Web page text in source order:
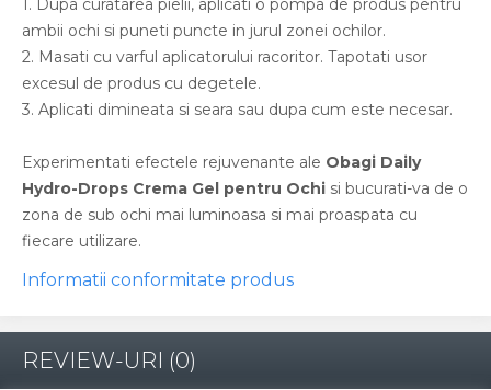
1. Dupa curatarea pielii, aplicati o pompa de produs pentru
ambii ochi si puneti puncte in jurul zonei ochilor.
2. Masati cu varful aplicatorului racoritor. Tapotati usor
excesul de produs cu degetele.
3. Aplicati dimineata si seara sau dupa cum este necesar.
Experimentati efectele rejuvenante ale Obagi Daily
Hydro-Drops Crema Gel pentru Ochi si bucurati-va de o
zona de sub ochi mai luminoasa si mai proaspata cu
fiecare utilizare.
Informatii conformitate produs
REVIEW-URI (0)